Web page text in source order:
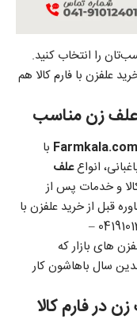
را انتخاب کنید.
علفزن با فارم کالا هم
علف زن مناسب
Farmkala.com با
انواععلف
و خدمات پس از
قبل از خرید علفزن با
فارم کالا با شمار‌ه‌های 04137271182 – 04191012401 –
علفزن‌ های بازار که
سال باهاشون کار
در فارم کالا